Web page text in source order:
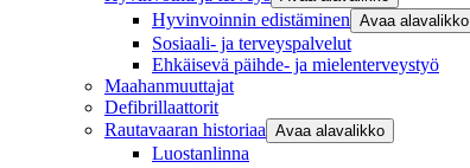
Hyvinvoinnin edistäminen Avaa alavalikko
Sosiaali- ja terveyspalvelut
Ehkäisevä päihde- ja mielenterveystyö
Maahanmuuttajat
Defibrillaattorit
Rautavaaran historiaa Avaa alavalikko
Luostanlinna